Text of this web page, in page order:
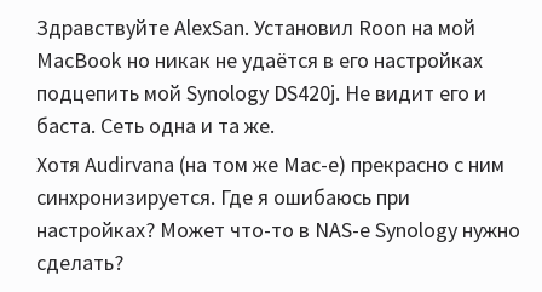
Здравствуйте AlexSan. Установил Roon на мой
MacBook но никак не удаётся в его настройках
подцепить мой Synology DS420j. Не видит его и
баста. Сеть одна и та же.
Хотя Audirvana (на том же Mac-e) прекрасно с ним
синхронизируется. Где я ошибаюсь при
настройках? Может что-то в NAS-e Synology нужно
сделать?